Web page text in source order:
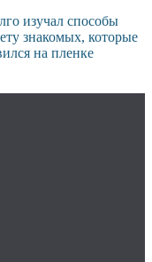
изучал способы
знакомых, которые
на пленке